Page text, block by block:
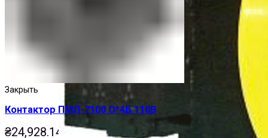
Закрыть
Контактор ПМЛ-7100 О*4Б 110В
₴24,928.14